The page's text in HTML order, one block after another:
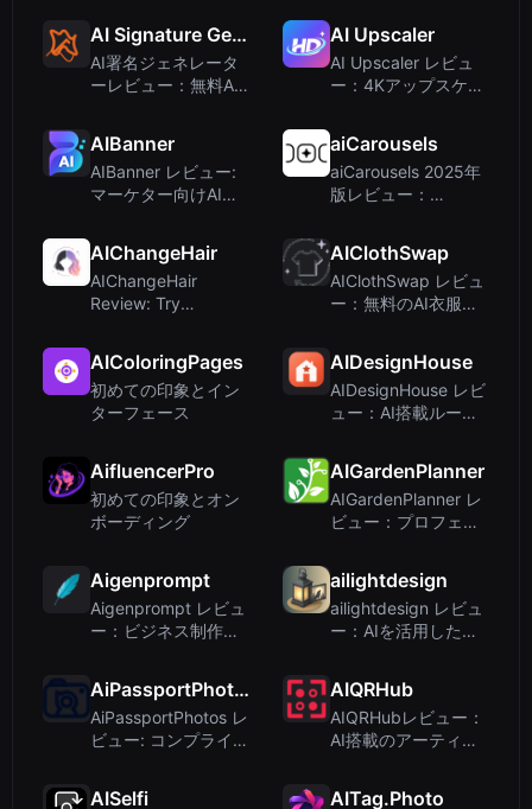
AI Signature Generator
AI署名ジェネレータ
ーレビュー：無料AI
AI Upscaler
AI Upscaler レビュ
ー：4Kアップスケー
ハンサー
AIBanner
AIBanner レビュー:
マーケター向けAIバ
aiCarousels
aiCarousels 2025年
版レビュー：
に最適なAIカルーセ
ルメ...
AIChangeHair
AIChangeHair
Review: Try
AIClothSwap
AIClothSwap レビュ
ー：無料のAI衣服交
AIColoringPages
初めての印象とイン
ターフェース
AIDesignHouse
AIDesignHouse レビ
ュー：AI搭載ルーム
証
AifluencerPro
初めての印象とオン
ボーディング
AIGardenPlanner
AIGardenPlanner レ
ビュー：プロフェッ
スケープデザイン
Aigenprompt
Aigenprompt レビュ
ー：ビジネス制作者
ailightdesign
ailightdesign レビュ
ー：AIを活用したパ
ション
AiPassportPhotos
AiPassportPhotos レ
ビュー: コンプライア
AIQRHub
AIQRHubレビュー：
AI搭載のアーティス
AISelfi AITag.Photo